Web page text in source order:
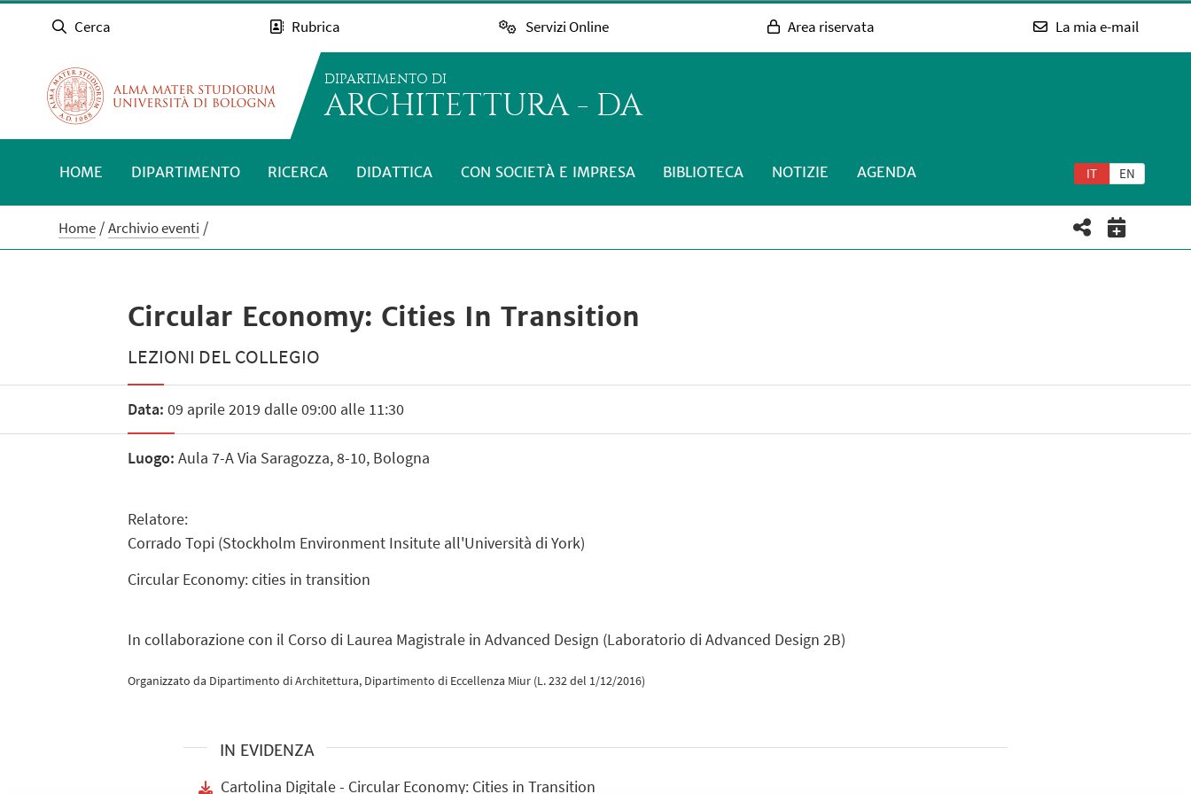
Cerca Rubrica Servizi Online Area riservata La mia e-mail
DIPARTIMENTO DI
ARCHITETTURA - DA
IT EN
HOME DIPARTIMENTO RICERCA DIDATTICA CON SOCIETÀ E IMPRESA BIBLIOTECA NOTIZIE AGENDA
Home Archivio eventi
Circular Economy: Cities In Transition
LEZIONI DEL COLLEGIO
Data: 09 aprile 2019 dalle 09:00 alle 11:30
Luogo: Aula 7-A Via Saragozza, 8-10, Bologna
Relatore:
Corrado Topi (Stockholm Environment Insitute all'Università di York)
Circular Economy: cities in transition
In collaborazione con il Corso di Laurea Magistrale in Advanced Design (Laboratorio di Advanced Design 2B)
Organizzato da Dipartimento di Architettura, Dipartimento di Eccellenza Miur (L. 232 del 1/12/2016)
IN EVIDENZA
Cartolina Digitale - Circular Economy: Cities in Transition